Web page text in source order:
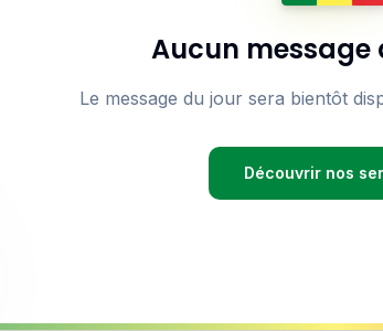
Aucun message
Le message du jour sera bientôt
Découvrir nos